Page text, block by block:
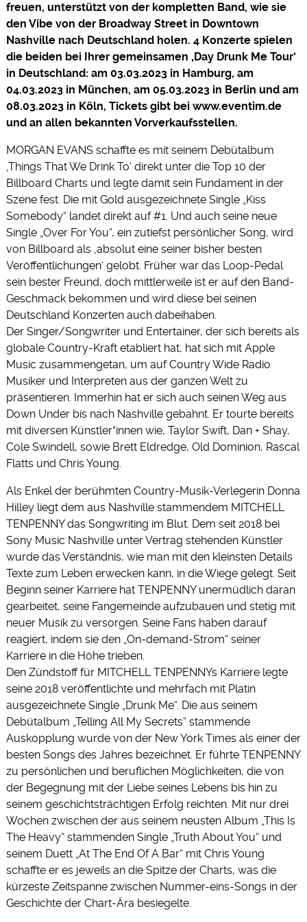
freuen, unterstützt von der kompletten Band, wie sie
den Vibe von der Broadway Street in Downtown
Nashville nach Deutschland holen. 4 Konzerte spielen
die beiden bei Ihrer gemeinsamen ‚Day Drunk Me Tour‘
in Deutschland: am 03.03.2023 in Hamburg, am
04.03.2023 in München, am 05.03.2023 in Berlin und am
08.03.2023 in Köln, Tickets gibt bei www.eventim.de
und an allen bekannten Vorverkaufsstellen.
MORGAN EVANS schaffte es mit seinem Debütalbum
‚Things That We Drink To‘ direkt unter die Top 10 der
Billboard Charts und legte damit sein Fundament in der
Szene fest. Die mit Gold ausgezeichnete Single „Kiss
Somebody“ landet direkt auf #1. Und auch seine neue
Single „Over For You“, ein zutiefst persönlicher Song, wird
von Billboard als ‚absolut eine seiner bisher besten
Veröffentlichungen‘ gelobt. Früher war das Loop-Pedal
sein bester Freund, doch mittlerweile ist er auf den Band-
Geschmack bekommen und wird diese bei seinen
Deutschland Konzerten auch dabeihaben.
Der Singer/Songwriter und Entertainer, der sich bereits als
globale Country-Kraft etabliert hat, hat sich mit Apple
Music zusammengetan, um auf Country Wide Radio
Musiker und Interpreten aus der ganzen Welt zu
präsentieren. Immerhin hat er sich auch seinen Weg aus
Down Under bis nach Nashville gebahnt. Er tourte bereits
mit diversen Künstler*innen wie, Taylor Swift, Dan + Shay,
Cole Swindell, sowie Brett Eldredge, Old Dominion, Rascal
Flatts und Chris Young.
Als Enkel der berühmten Country-Musik-Verlegerin Donna
Hilley liegt dem aus Nashville stammendem MITCHELL
TENPENNY das Songwriting im Blut. Dem seit 2018 bei
Sony Music Nashville unter Vertrag stehenden Künstler
wurde das Verständnis, wie man mit den kleinsten Details
Texte zum Leben erwecken kann, in die Wiege gelegt. Seit
Beginn seiner Karriere hat TENPENNY unermüdlich daran
gearbeitet, seine Fangemeinde aufzubauen und stetig mit
neuer Musik zu versorgen. Seine Fans haben darauf
reagiert, indem sie den „On-demand-Strom“ seiner
Karriere in die Höhe trieben.
Den Zündstoff für MITCHELL TENPENNYs Karriere legte
seine 2018 veröffentlichte und mehrfach mit Platin
ausgezeichnete Single „Drunk Me“. Die aus seinem
Debütalbum „Telling All My Secrets“ stammende
Auskopplung wurde von der New York Times als einer der
besten Songs des Jahres bezeichnet. Er führte TENPENNY
zu persönlichen und beruflichen Möglichkeiten, die von
der Begegnung mit der Liebe seines Lebens bis hin zu
seinem geschichtsträchtigen Erfolg reichten. Mit nur drei
Wochen zwischen der aus seinem neusten Album „This Is
The Heavy“ stammenden Single „Truth About You“ und
seinem Duett „At The End Of A Bar“ mit Chris Young
schaffte er es jeweils an die Spitze der Charts, was die
kürzeste Zeitspanne zwischen Nummer-eins-Songs in der
Geschichte der Chart-Ära besiegelte.